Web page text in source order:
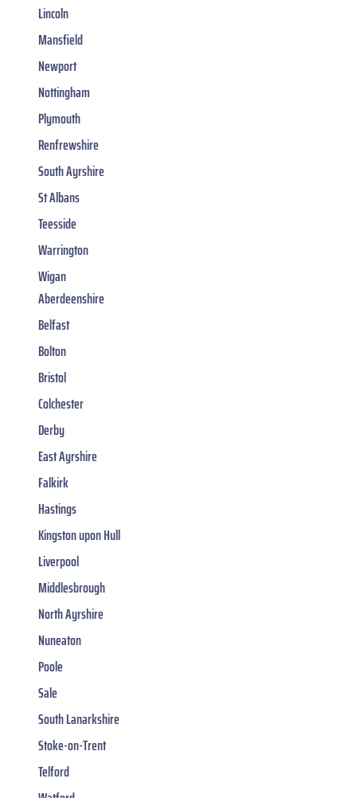
Lincoln
Mansfield
Newport
Nottingham
Plymouth
Renfrewshire
South Ayrshire
St Albans
Teesside
Warrington
Wigan
Aberdeenshire
Belfast
Bolton
Bristol
Colchester
Derby
East Ayrshire
Falkirk
Hastings
Kingston upon Hull
Liverpool
Middlesbrough
North Ayrshire
Nuneaton
Poole
Sale
South Lanarkshire
Stoke-on-Trent
Telford